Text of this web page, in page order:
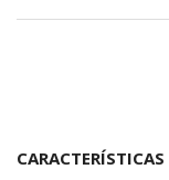
CARACTERÍSTICAS